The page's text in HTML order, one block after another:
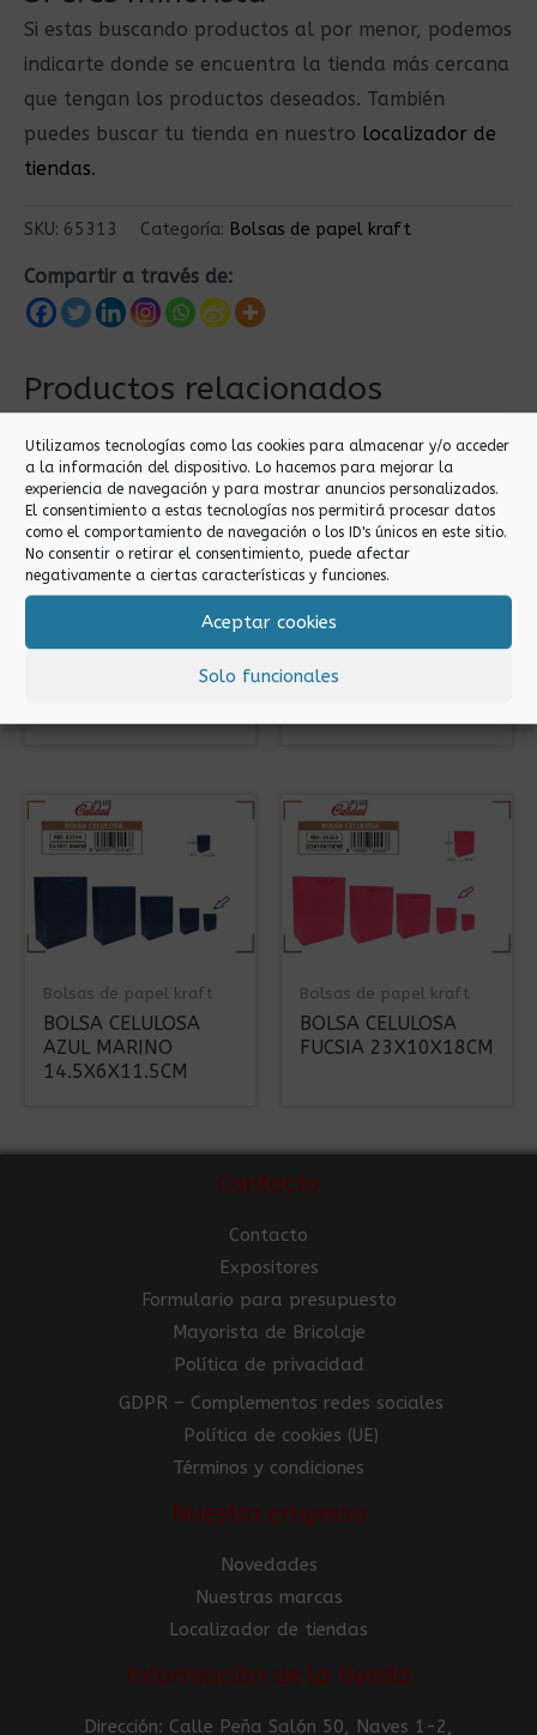
Utilizamos tecnologías como las cookies para almacenar y/o acceder
a la información del dispositivo. Lo hacemos para mejorar la
experiencia de navegación y para mostrar anuncios personalizados.
El consentimiento a estas tecnologías nos permitirá procesar datos
como el comportamiento de navegación o los ID's únicos en este sitio.
No consentir o retirar el consentimiento, puede afectar
negativamente a ciertas características y funciones.
Aceptar cookies
Solo funcionales
Si estas buscando productos al por menor, podemos
indicarte donde se encuentra la tienda más cercana
que tengan los productos deseados. También
puedes buscar tu tienda en nuestro localizador de
tiendas.
SKU: 65313 Categoría: Bolsas de papel kraft
Compartir a través de:
Productos relacionados
Bolsas de papel kraft Bolsas de papel kraft
FUCSIA
Bolsas de papel kraft
BOLSA CELULOSA
AZUL MARINO
14.5X6X11.5CM
Bolsas de papel kraft
BOLSA CELULOSA
FUCSIA 23X10X18CM
Contacto
Contacto
Expositores
Formulario para presupuesto
Mayorista de Bricolaje
Política de privacidad
GDPR – Complementos redes sociales
Política de cookies (UE)
Términos y condiciones
Nuestra empresa
Novedades
Nuestras marcas
Localizador de tiendas
Información de la tienda
Dirección: Calle Peña Salón 50, Naves 1-2,